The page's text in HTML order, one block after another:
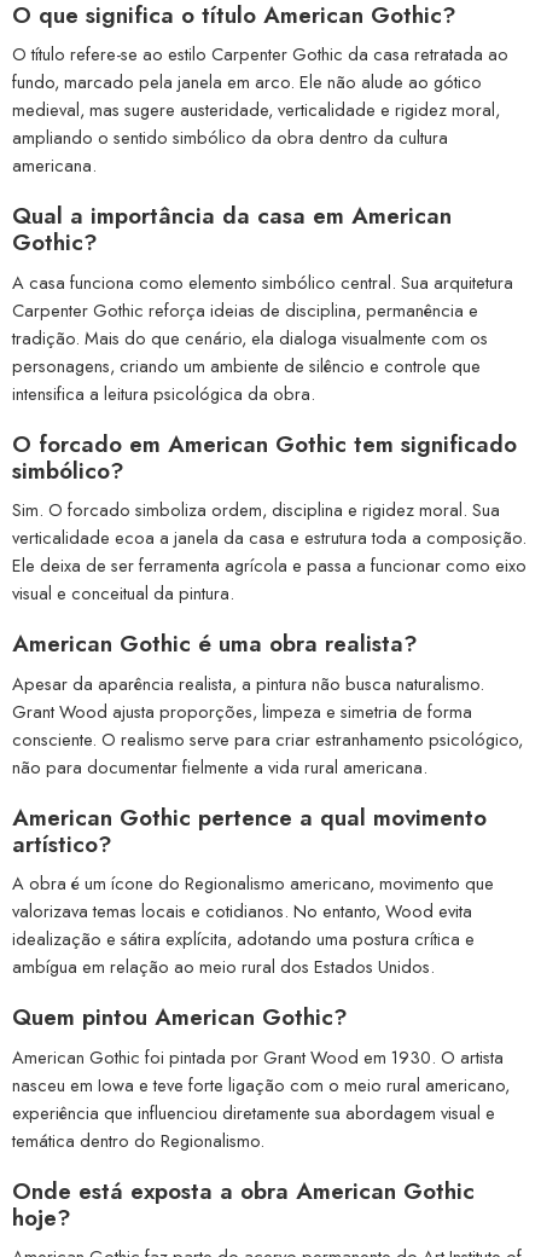
O que significa o título American Gothic?
O título refere-se ao estilo Carpenter Gothic da casa retratada ao
fundo, marcado pela janela em arco. Ele não alude ao gótico
medieval, mas sugere austeridade, verticalidade e rigidez moral,
ampliando o sentido simbólico da obra dentro da cultura
americana.
Qual a importância da casa em American
Gothic?
A casa funciona como elemento simbólico central. Sua arquitetura
Carpenter Gothic reforça ideias de disciplina, permanência e
tradição. Mais do que cenário, ela dialoga visualmente com os
personagens, criando um ambiente de silêncio e controle que
intensifica a leitura psicológica da obra.
O forcado em American Gothic tem significado
simbólico?
Sim. O forcado simboliza ordem, disciplina e rigidez moral. Sua
verticalidade ecoa a janela da casa e estrutura toda a composição.
Ele deixa de ser ferramenta agrícola e passa a funcionar como eixo
visual e conceitual da pintura.
American Gothic é uma obra realista?
Apesar da aparência realista, a pintura não busca naturalismo.
Grant Wood ajusta proporções, limpeza e simetria de forma
consciente. O realismo serve para criar estranhamento psicológico,
não para documentar fielmente a vida rural americana.
American Gothic pertence a qual movimento
artístico?
A obra é um ícone do Regionalismo americano, movimento que
valorizava temas locais e cotidianos. No entanto, Wood evita
idealização e sátira explícita, adotando uma postura crítica e
ambígua em relação ao meio rural dos Estados Unidos.
Quem pintou American Gothic?
American Gothic foi pintada por Grant Wood em 1930. O artista
nasceu em Iowa e teve forte ligação com o meio rural americano,
experiência que influenciou diretamente sua abordagem visual e
temática dentro do Regionalismo.
Onde está exposta a obra American Gothic
hoje?